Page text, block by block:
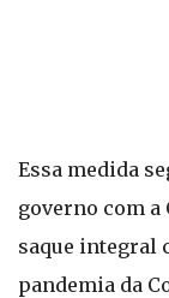
Essa medida
governo com a
saque integral
pandemia da